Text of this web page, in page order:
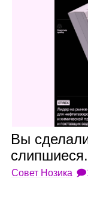
Вы
Совет Нозика